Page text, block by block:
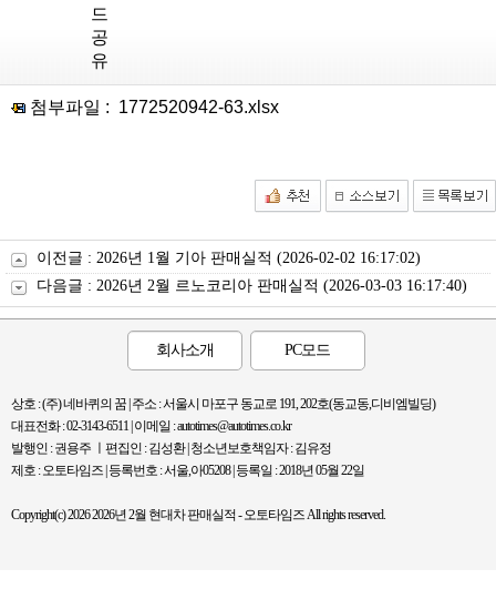
첨부파일 : 1772520942-63.xlsx
이전글 : 2026년 1월 기아 판매실적 (2026-02-02 16:17:02)
다음글 : 2026년 2월 르노코리아 판매실적 (2026-03-03 16:17:40)
회사소개 PC모드
상호 : (주) 네바퀴의 꿈 | 주소 : 서울시 마포구 동교로 191, 202호(동교동,디비엠빌딩)
대표전화 : 02-3143-6511 | 이메일 : autotimes@autotimes.co.kr
발행인 : 권용주 ㅣ편집인 : 김성환 | 청소년보호책임자 : 김유정
제호 : 오토타임즈 | 등록번호 : 서울,아05208 | 등록일 : 2018년 05월 22일
Copyright(c) 2026 2026년 2월 현대차 판매실적 - 오토타임즈 All rights reserved.